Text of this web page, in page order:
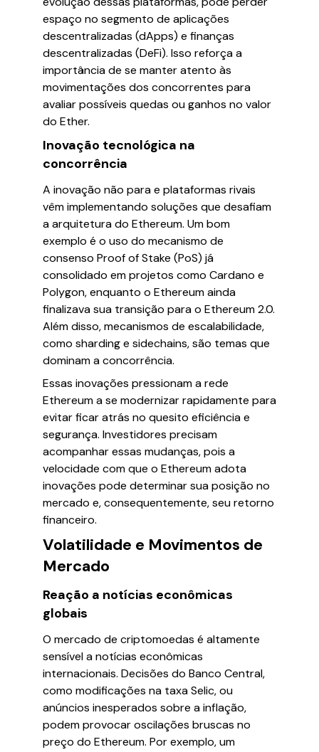
espaço no segmento de aplicações
descentralizadas (dApps) e finanças
descentralizadas (DeFi). Isso reforça a
importância de se manter atento às
movimentações dos concorrentes para
avaliar possíveis quedas ou ganhos no valor
do Ether.
Inovação tecnológica na
concorrência
A inovação não para e plataformas rivais
vêm implementando soluções que desafiam
a arquitetura do Ethereum. Um bom
exemplo é o uso do mecanismo de
consenso Proof of Stake (PoS) já
consolidado em projetos como Cardano e
Polygon, enquanto o Ethereum ainda
finalizava sua transição para o Ethereum 2.0.
Além disso, mecanismos de escalabilidade,
como sharding e sidechains, são temas que
dominam a concorrência.
Essas inovações pressionam a rede
Ethereum a se modernizar rapidamente para
evitar ficar atrás no quesito eficiência e
segurança. Investidores precisam
acompanhar essas mudanças, pois a
velocidade com que o Ethereum adota
inovações pode determinar sua posição no
mercado e, consequentemente, seu retorno
financeiro.
Volatilidade e Movimentos de
Mercado
Reação a notícias econômicas
globais
O mercado de criptomoedas é altamente
sensível a notícias econômicas
internacionais. Decisões do Banco Central,
como modificações na taxa Selic, ou
anúncios inesperados sobre a inflação,
podem provocar oscilações bruscas no
preço do Ethereum. Por exemplo, um